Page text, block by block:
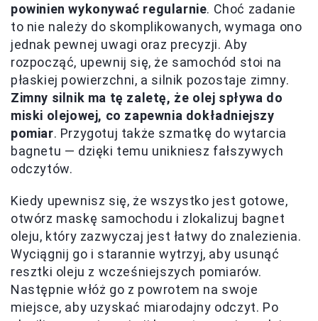
powinien wykonywać regularnie. Choć zadanie
to nie należy do skomplikowanych, wymaga ono
jednak pewnej uwagi oraz precyzji. Aby
rozpocząć, upewnij się, że samochód stoi na
płaskiej powierzchni, a silnik pozostaje zimny.
Zimny silnik ma tę zaletę, że olej spływa do
miski olejowej, co zapewnia dokładniejszy
pomiar. Przygotuj także szmatkę do wytarcia
bagnetu — dzięki temu unikniesz fałszywych
odczytów.
Kiedy upewnisz się, że wszystko jest gotowe,
otwórz maskę samochodu i zlokalizuj bagnet
oleju, który zazwyczaj jest łatwy do znalezienia.
Wyciągnij go i starannie wytrzyj, aby usunąć
resztki oleju z wcześniejszych pomiarów.
Następnie włóż go z powrotem na swoje
miejsce, aby uzyskać miarodajny odczyt. Po